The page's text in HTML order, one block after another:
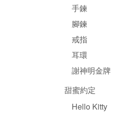
手鍊
腳鍊
戒指
耳環
謝神明金牌
甜蜜約定
Hello Kitty